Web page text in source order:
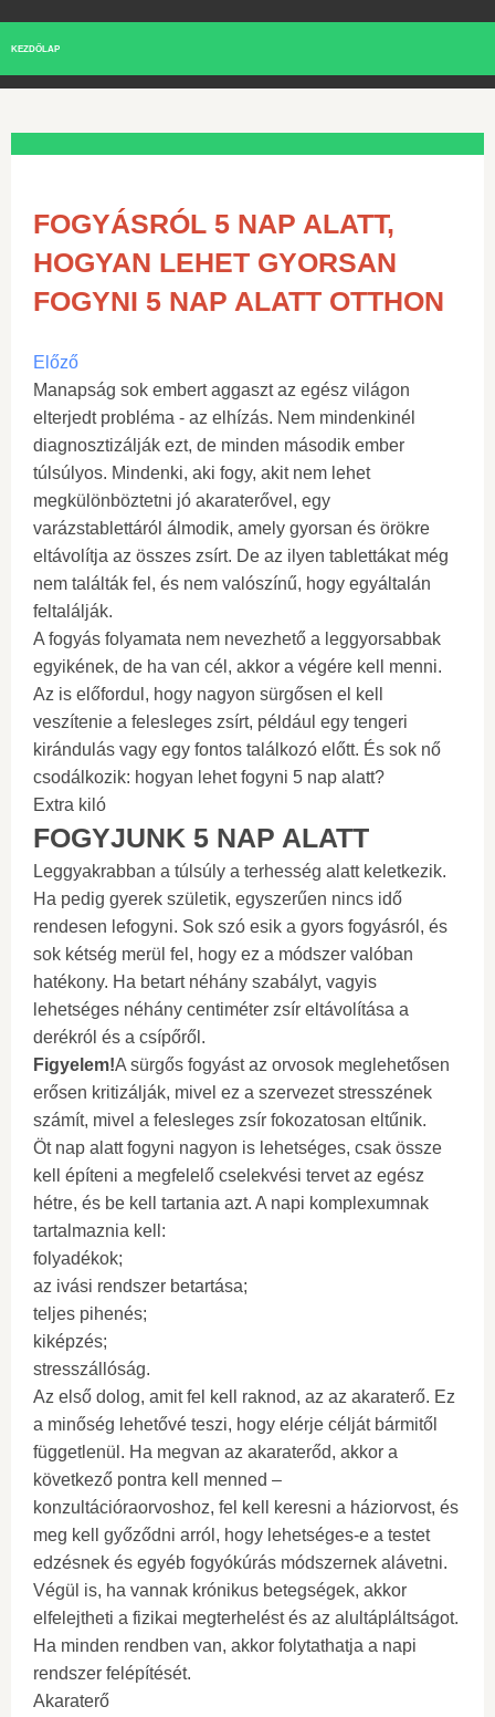
KEZDŐLAP
FOGYÁSRÓL 5 NAP ALATT,
HOGYAN LEHET GYORSAN
FOGYNI 5 NAP ALATT OTTHON
Előző
Manapság sok embert aggaszt az egész világon
elterjedt probléma - az elhízás. Nem mindenkinél
diagnosztizálják ezt, de minden második ember
túlsúlyos. Mindenki, aki fogy, akit nem lehet
megkülönböztetni jó akaraterővel, egy
varázstablettáról álmodik, amely gyorsan és örökre
eltávolítja az összes zsírt. De az ilyen tablettákat még
nem találták fel, és nem valószínű, hogy egyáltalán
feltalálják.
A fogyás folyamata nem nevezhető a leggyorsabbak
egyikének, de ha van cél, akkor a végére kell menni.
Az is előfordul, hogy nagyon sürgősen el kell
veszítenie a felesleges zsírt, például egy tengeri
kirándulás vagy egy fontos találkozó előtt. És sok nő
csodálkozik: hogyan lehet fogyni 5 nap alatt?
Extra kiló
FOGYJUNK 5 NAP ALATT
Leggyakrabban a túlsúly a terhesség alatt keletkezik.
Ha pedig gyerek születik, egyszerűen nincs idő
rendesen lefogyni. Sok szó esik a gyors fogyásról, és
sok kétség merül fel, hogy ez a módszer valóban
hatékony. Ha betart néhány szabályt, vagyis
lehetséges néhány centiméter zsír eltávolítása a
derékról és a csípőről.
Figyelem!A sürgős fogyást az orvosok meglehetősen
erősen kritizálják, mivel ez a szervezet stresszének
számít, mivel a felesleges zsír fokozatosan eltűnik.
Öt nap alatt fogyni nagyon is lehetséges, csak össze
kell építeni a megfelelő cselekvési tervet az egész
hétre, és be kell tartania azt. A napi komplexumnak
tartalmaznia kell:
folyadékok;
az ivási rendszer betartása;
teljes pihenés;
kiképzés;
stresszállóság.
Az első dolog, amit fel kell raknod, az az akaraterő. Ez
a minőség lehetővé teszi, hogy elérje célját bármitől
függetlenül. Ha megvan az akaraterőd, akkor a
következő pontra kell menned –
konzultációraorvoshoz, fel kell keresni a háziorvost, és
meg kell győződni arról, hogy lehetséges-e a testet
edzésnek és egyéb fogyókúrás módszernek alávetni.
Végül is, ha vannak krónikus betegségek, akkor
elfelejtheti a fizikai megterhelést és az alultápláltságot.
Ha minden rendben van, akkor folytathatja a napi
rendszer felépítését.
Akaraterő